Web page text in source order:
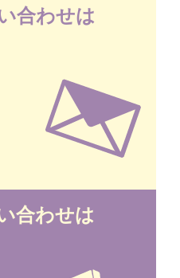
合わせは
合わせは